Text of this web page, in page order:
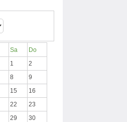
Sa
Do
1
2
8
9
15
16
22
23
29
30